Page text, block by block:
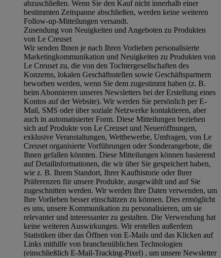
abzuschließen. Wenn Sie den Kauf nicht innerhalb einer
bestimmten Zeitspanne abschließen, werden keine weiteren
Follow-up-Mitteilungen versandt.
Zusendung von Neuigkeiten und Angeboten zu Produkten
von Le Creuset
Wir senden Ihnen je nach Ihren Vorlieben personalisierte
Marketingkommunikation und Neuigkeiten zu Produkten von
Le Creuset zu, die von den Tochtergesellschaften des
Konzerns, lokalen Geschäftsstellen sowie Geschäftspartnern
beworben werden, wenn Sie dem zugestimmt haben (z. B.
beim Abonnieren unseres Newsletters bei der Erstellung eines
Kontos auf der Website). Wir werden Sie persönlich per E-
Mail, SMS oder über soziale Netzwerke kontaktieren, aber
auch in automatisierter Form. Diese Mitteilungen beziehen
sich auf Produkte von Le Creuset und Neueröffnungen,
exklusive Veranstaltungen, Wettbewerbe, Umfragen, von Le
Creuset organisierte Vorführungen oder Sonderangebote, die
Ihnen gefallen könnten. Diese Mitteilungen können basierend
auf Detailinformationen, die wir über Sie gespeichert haben,
wie z. B. Ihrem Standort, Ihrer Kaufhistorie oder Ihrer
Präferenzen für unsere Produkte, ausgewählt und auf Sie
zugeschnitten werden. Wir werden Ihre Daten verwenden, um
Ihre Vorlieben besser einschätzen zu können. Dies ermöglicht
es uns, unsere Kommunikation zu personalisieren, um sie
relevanter und interessanter zu gestalten. Die Verwendung hat
keine weiteren Auswirkungen. Wir erstellen außerdem
Statistiken über das Öffnen von E-Mails und das Klicken auf
Links mithilfe von branchenüblichen Technologien
(einschließlich E-Mail-Tracking-Pixel) , um unsere Newsletter